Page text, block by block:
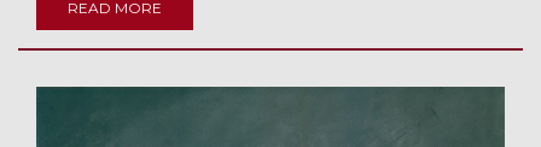
READ MORE